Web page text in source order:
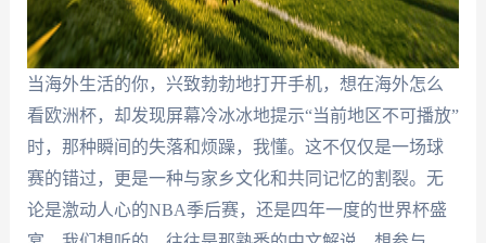
当海外生活的你，兴致勃勃地打开手机，想在海外怎么
看欧洲杯，却发现屏幕冷冰冰地提示“当前地区不可播放”
时，那种瞬间的失落和烦躁，我懂。这不仅仅是一场球
赛的错过，更是一种与家乡文化和共同记忆的割裂。无
论是激动人心的NBA季后赛，还是四年一度的世界杯盛